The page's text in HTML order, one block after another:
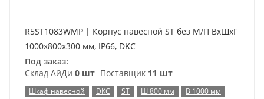
R5ST1083WMP | Корпус навесной ST без М/П ВxШxГ
1000x800x300 мм, IP66, DKC
Под заказ:
Склад АйДи 0 шт Поставщик 11 шт
Шкаф навесной DKC ST Ш 800 мм
В 1000 мм